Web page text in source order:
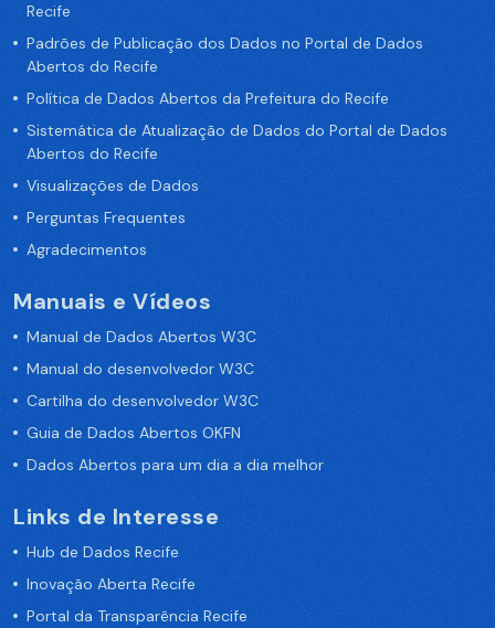
Recife
Padrões de Publicação dos Dados no Portal de Dados
Abertos do Recife
Política de Dados Abertos da Prefeitura do Recife
Sistemática de Atualização de Dados do Portal de Dados
Abertos do Recife
Visualizações de Dados
Perguntas Frequentes
Agradecimentos
Manuais e Vídeos
Manual de Dados Abertos W3C
Manual do desenvolvedor W3C
Cartilha do desenvolvedor W3C
Guia de Dados Abertos OKFN
Dados Abertos para um dia a dia melhor
Links de Interesse
Hub de Dados Recife
Inovação Aberta Recife
Portal da Transparência Recife